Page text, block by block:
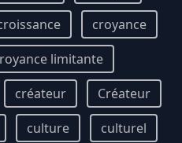
croyance
limitante
créateur
Créateur
culture
culturel